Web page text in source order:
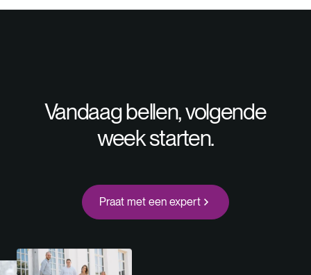
Vandaag bellen, volgende
week starten.
Praat met een expert